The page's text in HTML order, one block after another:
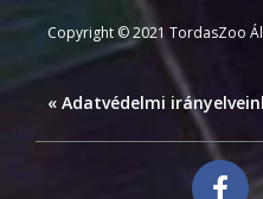
Copyright © 2021 TordasZoo
« Adatvédelmi
F